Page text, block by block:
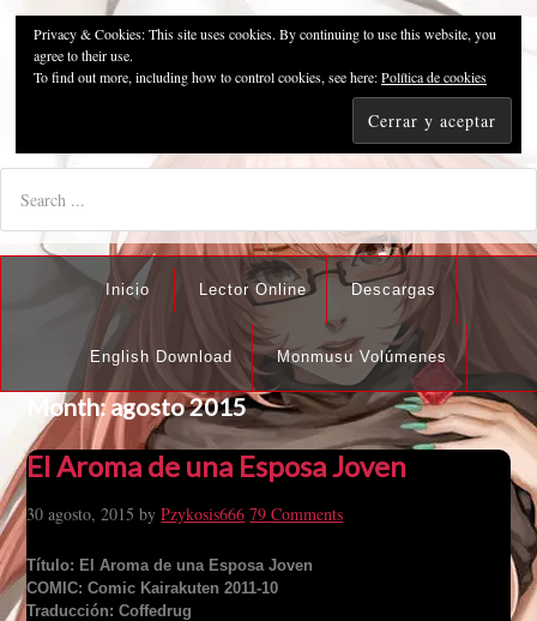
Pzykosis666HFansub
"I'm the best there is at what I do, but what I do best isn't very
Inicio Lector Online Descargas
English Download Monmusu Volúmenes
Month:agosto 2015
El Aroma de una Esposa Joven
30 agosto, 2015 byPzykosis666 79 Comments
Título: El Aroma de una Esposa Joven
COMIC: Comic Kairakuten 2011-10
Traducción: Coffedrug
Privacy & Cookies: This site uses cookies. By continuing to use this website, you
agree to their use.
To find out more, including how to control cookies, see here:Política de cookies